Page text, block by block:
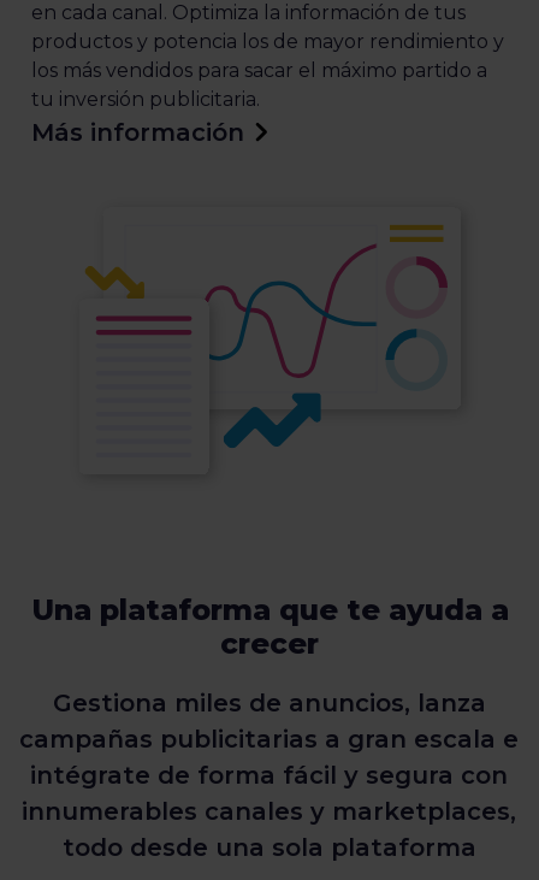
en cada canal. Optimiza la información de tus
productos y potencia los de mayor rendimiento y
los más vendidos para sacar el máximo partido a
tu inversión publicitaria.
Más información
Una plataforma que te ayuda a
crecer
Gestiona miles de anuncios, lanza
campañas publicitarias a gran escala e
intégrate de forma fácil y segura con
innumerables canales y marketplaces,
todo desde una sola plataforma